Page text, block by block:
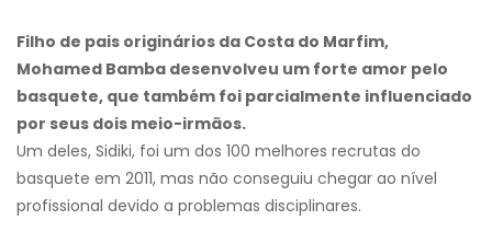
Filho de pais originários da Costa do Marfim,
Mohamed Bamba desenvolveu um forte amor pelo
basquete, que também foi parcialmente influenciado
por seus dois meio-irmãos.
Um deles, Sidiki, foi um dos 100 melhores recrutas do
basquete em 2011, mas não conseguiu chegar ao nível
profissional devido a problemas disciplinares.